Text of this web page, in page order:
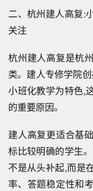
二、杭州建人高复:
关注
杭州建人高复是杭
类。建人专修学院
小班化教学为特色,
的重要原因。
建人高复更适合基
标比较明确的学生
不是从头补起,而是
率、答题稳定性和